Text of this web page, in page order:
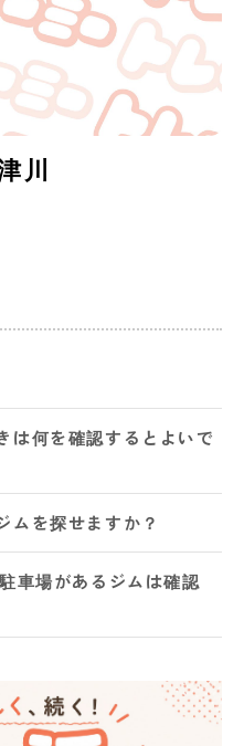
川
は何を確認するとよいで
ムを探せますか？
車場があるジムは確認